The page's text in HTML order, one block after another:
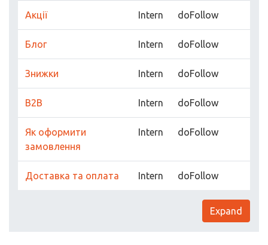
Акції Intern doFollow
Блог Intern doFollow
Знижки Intern doFollow
В2В Intern doFollow
Як оформити
замовлення
Intern doFollow
Доставка та оплата Intern doFollow
Expand